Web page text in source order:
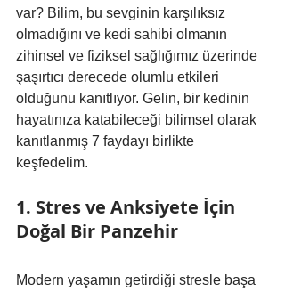
var? Bilim, bu sevginin karşılıksız
olmadığını ve kedi sahibi olmanın
zihinsel ve fiziksel sağlığımız üzerinde
şaşırtıcı derecede olumlu etkileri
olduğunu kanıtlıyor. Gelin, bir kedinin
hayatınıza katabileceği bilimsel olarak
kanıtlanmış 7 faydayı birlikte
keşfedelim.
1. Stres ve Anksiyete İçin
Doğal Bir Panzehir
Modern yaşamın getirdiği stresle başa